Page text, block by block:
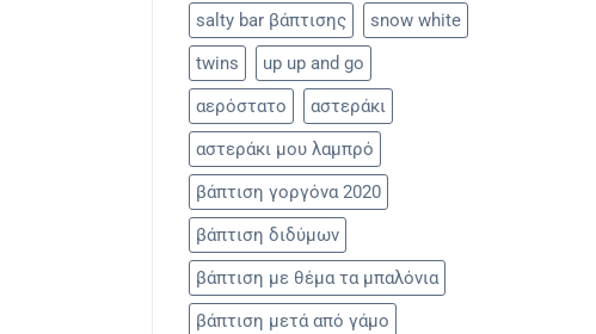
salty bar βάπτισης
snow white
twins
up up and go
αερόστατο
αστεράκι
αστεράκι μου λαμπρό
βάπτιση γοργόνα 2020
βάπτιση διδύμων
βάπτιση με θέμα τα μπαλόνια
βάπτιση μετά από γάμο